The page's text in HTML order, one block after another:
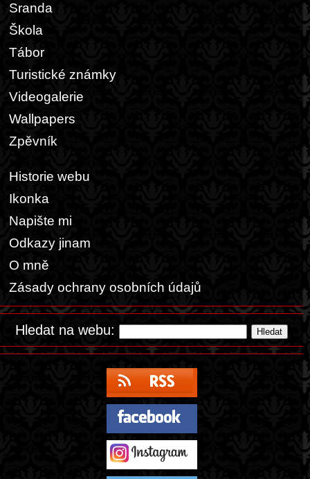
Sranda
Škola
Tábor
Turistické známky
Videogalerie
Wallpapers
Zpěvník
Historie webu
Ikonka
Napište mi
Odkazy jinam
O mně
Zásady ochrany osobních údajů
Hledat na webu: